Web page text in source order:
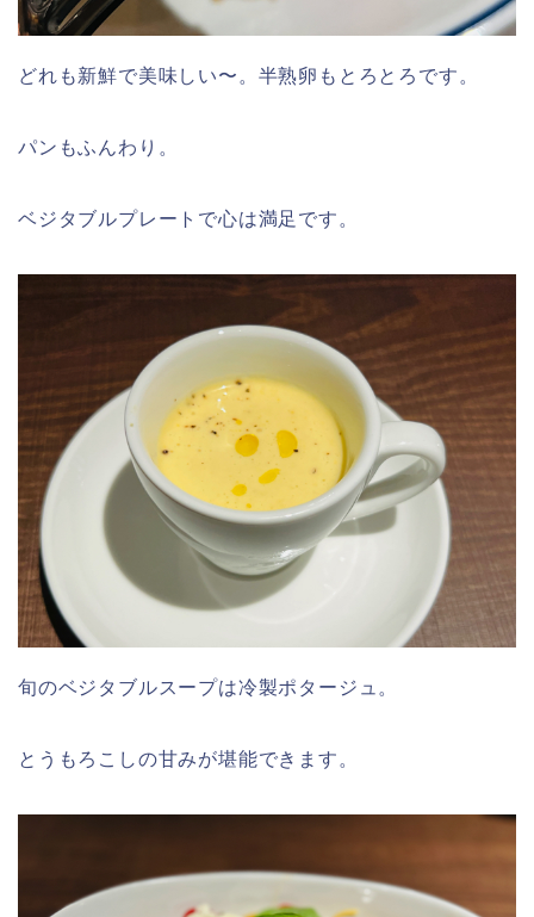
どれも新鮮で美味しい〜。半熟卵もとろとろです。
パンもふんわり。
ベジタブルプレートで心は満足です。
旬のベジタブルスープは冷製ポタージュ。
とうもろこしの甘みが堪能できます。